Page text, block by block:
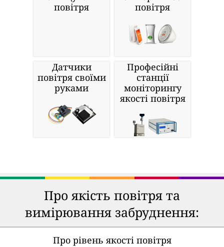
повітря
повітря
Датчики
повітря своїми
руками
Професійні
станції
моніторингу
якості повітря
Про якість повітря та
вимірювання забруднення:
Про рівень якості повітря